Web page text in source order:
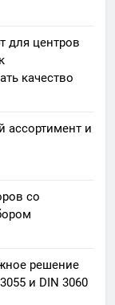
для центров
качество
ассортимент и
со
решение
и DIN 3060